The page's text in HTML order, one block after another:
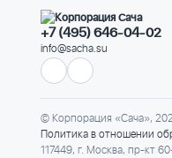
+7 (495) 646-04-02
info@sacha.su
© Корпорация «Сача»,
Политика в отношении
117449, г. Москва, пр-кт